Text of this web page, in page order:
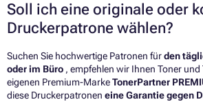
Soll ich eine originale oder
Druckerpatrone wählen?
Suchen Sie hochwertige Patronen fürden
oder im Büro , empfehlen wir Ihnen Toner
eigenen Premium-MarkeTonerPartner
diese Druckerpatronen eine Garantie gegen